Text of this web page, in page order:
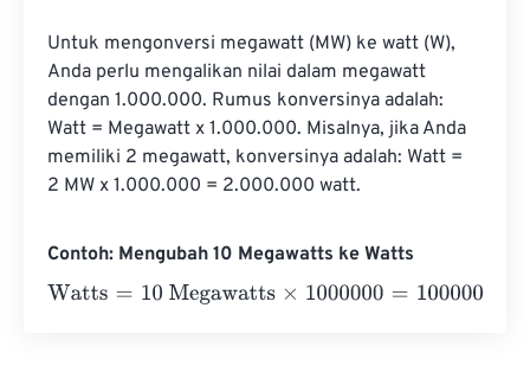
Untuk mengonversi megawatt (MW) ke watt (W),
Anda perlu mengalikan nilai dalam megawatt
dengan 1.000.000. Rumus konversinya adalah:
Watt = Megawatt x 1.000.000. Misalnya, jika Anda
memiliki 2 megawatt, konversinya adalah: Watt =
2 MW x 1.000.000 = 2.000.000 watt.
Contoh: Mengubah 10 Megawatts ke Watts
Watts= 10 Megawatts×1000000=10000000 Watts